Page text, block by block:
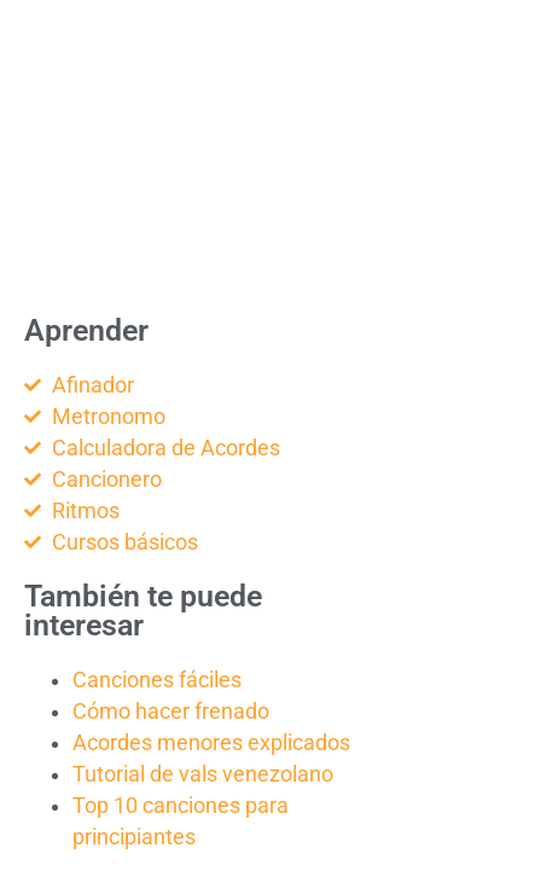
Aprender
Afinador
Metronomo
Calculadora de Acordes
Cancionero
Ritmos
Cursos básicos
También te puede
interesar
Canciones fáciles
Cómo hacer frenado
Acordes menores explicados
Tutorial de vals venezolano
Top 10 canciones para
principiantes